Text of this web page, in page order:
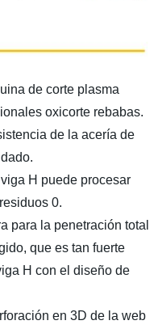
de corte plasma
oxicorte rebabas.
de la acería de
H puede procesar
0.
para la penetración total
que es tan fuerte
H con el diseño de
en 3D de la web